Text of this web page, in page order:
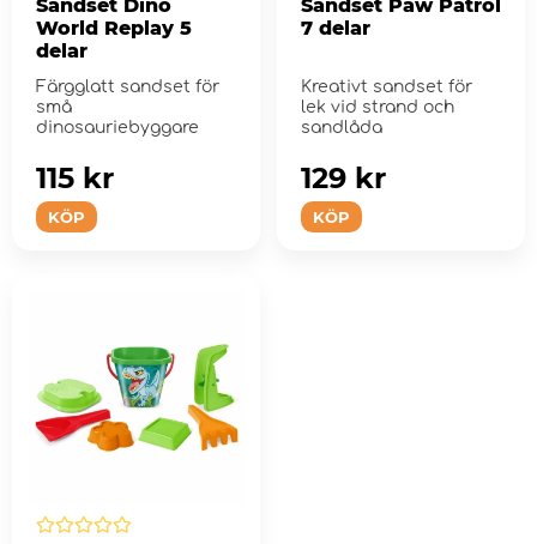
Sandset Dino
World Replay 5
delar
Färgglatt sandset för
små
dinosauriebyggare
KÖP
115 kr
Sandset Paw Patrol
7 delar
Kreativt sandset för
lek vid strand och
sandlåda
KÖP
129 kr